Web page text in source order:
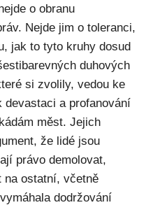
o obranu
Nejde jim o toleranci,
jak to tyto kruhy dosud
duhových
si zvolily, vedou ke
a profanování
měst. Jejich
že lidé jsou
právo demolovat,
na ostatní, včetně
dodržování